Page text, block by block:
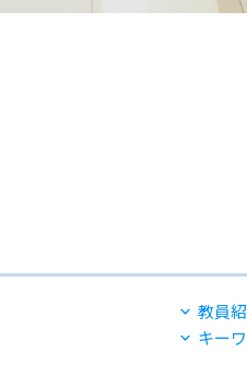
教員
キー